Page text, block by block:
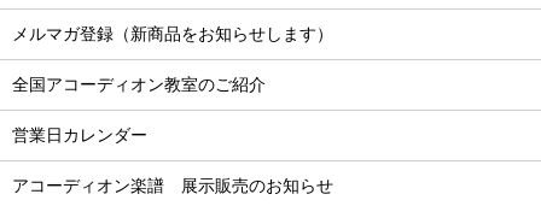
メルマガ登録（新商品をお知らせします）
全国アコーディオン教室のご紹介
営業日カレンダー
アコーディオン楽譜 展示販売のお知らせ